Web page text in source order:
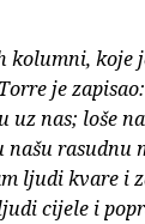
kolumni, koje
je
uz nas; loše
našu rasudnu
ljudi kvare i
cijele i